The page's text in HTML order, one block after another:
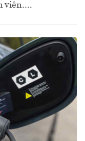
viên….